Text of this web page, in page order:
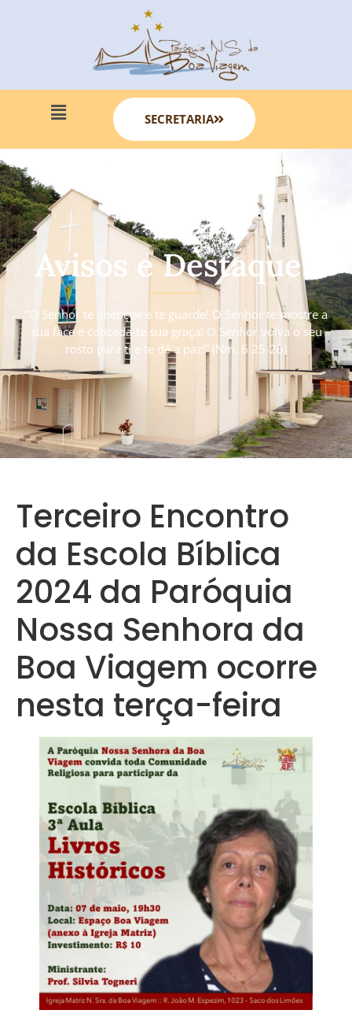
SECRETARIA
Avisos e Destaques
“O Senhor te abençoe e te guarde! O Senhor te mostre a
sua face e conceda-te sua graça! O Senhor volva o seu
rosto para ti e te dê a paz!” (Nm. 6 25-26)
Terceiro Encontro
da Escola Bíblica
2024 da Paróquia
Nossa Senhora da
Boa Viagem ocorre
nesta terça-feira